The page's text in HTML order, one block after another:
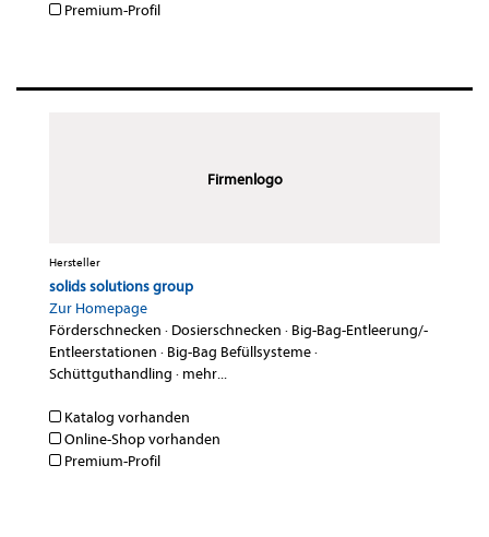
Premium-Profil
Firmenlogo
Hersteller
solids solutions group
Zur Homepage
Förderschnecken · Dosierschnecken · Big-Bag-Entleerung/-
Entleerstationen · Big-Bag Befüllsysteme·
Schüttguthandling · mehr...
Katalog vorhanden
Online-Shop vorhanden
Premium-Profil